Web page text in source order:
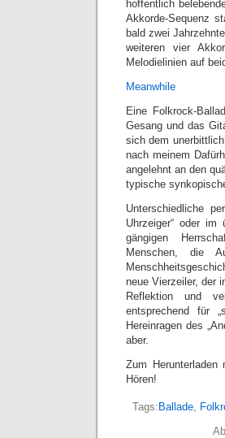
hoffentlich
Akkorde-Sequenz
bald zwei
weiteren vier
Melodielinien auf
Meanwhile
Eine Folkrock-
Gesang und das
sich dem
nach meinem
angelehnt an den
typische
Unterschiedliche
Uhrzeiger“ oder im
gängigen
Menschen, die
neue Vierzeiler, der
Reflektion und
entsprechend für
Hereinragen des
aber.
Zum
Hören!
Tags: Ballade